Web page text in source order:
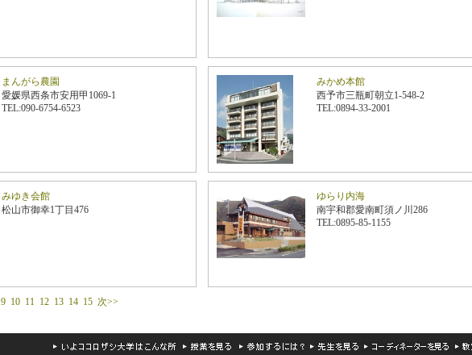
まんがら農園
愛媛県西条市安用甲1069-1
TEL:090-6754-6523
みかめ本館
西予市三瓶町朝立1-548-2
TEL:0894-33-2001
みゆき会館
松山市御幸1丁目476
ゆらり内海
南宇和郡愛南町須ノ川286
TEL:0895-85-1155
9 10 11 12 13 14 15 次>>